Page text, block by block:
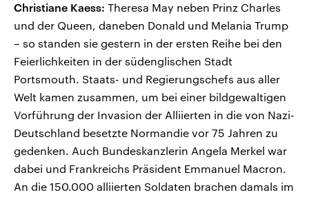
Christiane Kaess: Theresa May neben Prinz Charles
und der Queen, daneben Donald und Melania Trump
– so standen sie gestern in der ersten Reihe bei den
Feierlichkeiten in der südenglischen Stadt
Portsmouth. Staats- und Regierungschefs aus aller
Welt kamen zusammen, um bei einer bildgewaltigen
Vorführung der Invasion der Alliierten in die von Nazi-
Deutschland besetzte Normandie vor 75 Jahren zu
gedenken. Auch Bundeskanzlerin Angela Merkel war
dabei und Frankreichs Präsident Emmanuel Macron.
An die 150.000 alliierten Soldaten brachen damals im